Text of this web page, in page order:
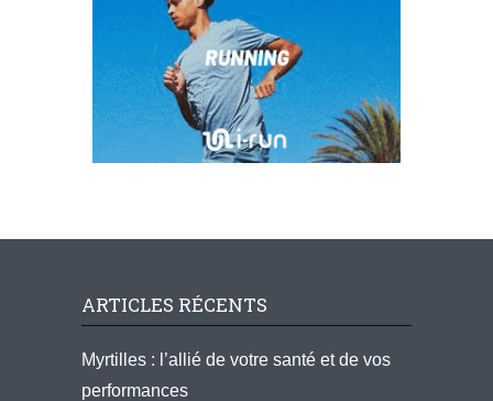
ARTICLES RÉCENTS
Myrtilles : l’allié de votre santé et de vos
performances